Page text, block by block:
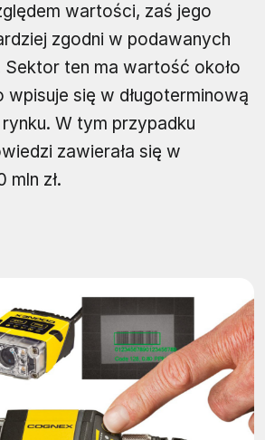
wartości, zaś jego
zgodni w podawanych
ten ma wartość około
wpisuje się w długoterminową
W tym przypadku
zawierała się w
mln zł.